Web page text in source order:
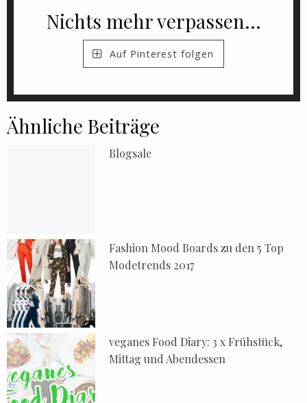
Nichts mehr verpassen...
Auf Pinterest folgen
Ähnliche Beiträge
Blogsale
Fashion Mood Boards zu den 5 Top
Modetrends 2017
veganes Food Diary: 3 x Frühstück,
Mittag und Abendessen